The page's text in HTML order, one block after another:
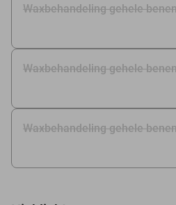
Waxbehandeling gehele
Waxbehandeling gehele
Waxbehandeling gehele